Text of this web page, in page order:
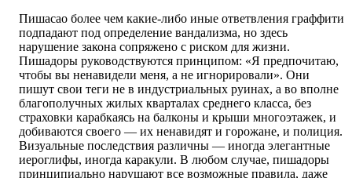
Пишaсао более чем какие-либо иные ответвления граффити
подпадают под определение вандализма, но здесь
нарушение закона сопряжено с риском для жизни.
Пишадоры руководствуются принципом: «Я предпочитаю,
чтобы вы ненавидели меня, а не игнорировали». Они
пишут свои теги не в индустриальных руинах, а во вполне
благополучных жилых кварталах среднего класса, без
страховки карабкаясь на балконы и крыши многоэтажек, и
добиваются своего — их ненавидят и горожане, и полиция.
Визуальные последствия различны — иногда элегантные
иероглифы, иногда каракули. В любом случае, пишадоры
принципиально нарушают все возможные правила, даже